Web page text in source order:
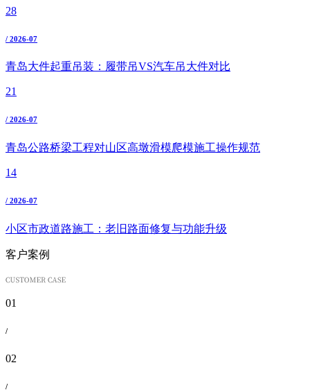
28
/ 2026-07
青岛大件起重吊装：履带吊VS汽车吊大件对比
21
/ 2026-07
青岛公路桥梁工程对山区高墩滑模爬模施工操作规范
14
/ 2026-07
小区市政道路施工：老旧路面修复与功能升级
客户案例
01
/
02
/